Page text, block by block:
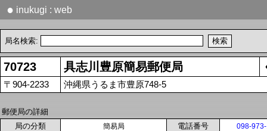
● inukugi : web
局名検索:
70723 具志川豊原簡易郵便局
〒904-2233 沖縄県うるま市豊原748-5
郵便局の詳細
局の分類
簡易局 電話番号 098-